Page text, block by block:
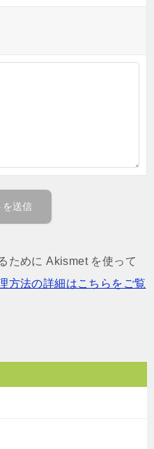
ために Akismet を使って
方法の詳細はこちらをご覧